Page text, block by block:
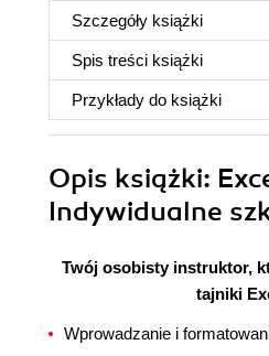
Szczegóły książki
Spis treści książki
Przykłady do książki
Opis książki:
Indywidualne
Twój osobisty instruktor,
tajniki
Wprowadzanie i